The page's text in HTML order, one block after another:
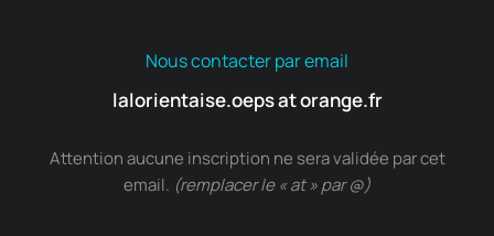
Nous contacter par email
lalorientaise.oeps at orange.fr
Attention aucune inscription ne sera validée par cet
email. (remplacer le « at » par @)